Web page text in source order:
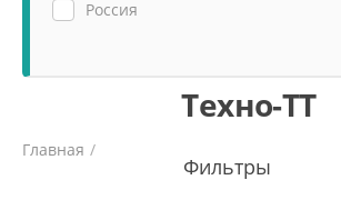
Россия
Техно-ТТ
Главная /